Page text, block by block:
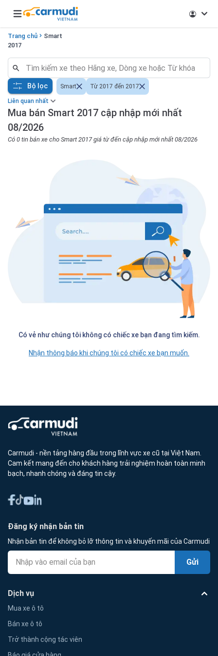
Open main menu
Trang chủ
Smart
2017
Liên quan nhất
Mua bán Smart 2017 cập nhập mới nhất
08/2026
Có 0 tin bán xe cho Smart 2017 giá từ đến cập nhập mới nhất 08/2026
Bộ lọc Smart Từ 2017 đến 2017
Có vẻ như chúng tôi không có chiếc xe bạn đang tìm kiếm.
Nhận thông báo khi chúng tôi có chiếc xe bạn muốn.
Carmudi - nền tảng hàng đầu trong lĩnh vực xe cũ tại Việt Nam.
Cam kết mang đến cho khách hàng trải nghiệm hoàn toàn minh
bạch, nhanh chóng và đáng tin cậy.
Đăng ký nhận bản tin
Nhận bản tin để không bỏ lỡ thông tin và khuyến mãi của Carmudi
Gửi
Dịch vụ
Mua xe ô tô
Bán xe ô tô
Trở thành cộng tác viên